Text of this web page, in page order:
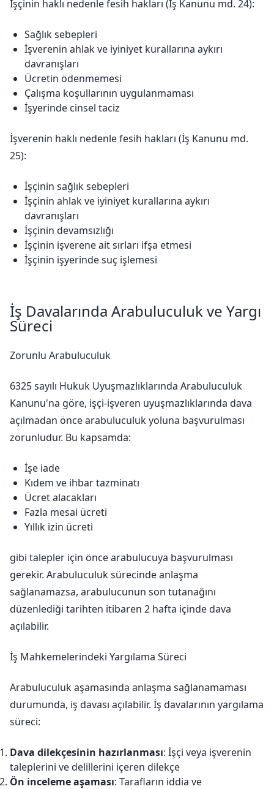
İşçinin haklı nedenle fesih hakları (İş Kanunu md. 24):
Sağlık sebepleri
İşverenin ahlak ve iyiniyet kurallarına aykırı
davranışları
Ücretin ödenmemesi
Çalışma koşullarının uygulanmaması
İşyerinde cinsel taciz
İşverenin haklı nedenle fesih hakları (İş Kanunu md.
25):
İşçinin sağlık sebepleri
İşçinin ahlak ve iyiniyet kurallarına aykırı
davranışları
İşçinin devamsızlığı
İşçinin işverene ait sırları ifşa etmesi
İşçinin işyerinde suç işlemesi
İş Davalarında Arabuluculuk ve Yargı
Süreci
Zorunlu Arabuluculuk
6325 sayılı Hukuk Uyuşmazlıklarında Arabuluculuk
Kanunu'na göre, işçi-işveren uyuşmazlıklarında dava
açılmadan önce arabuluculuk yoluna başvurulması
zorunludur. Bu kapsamda:
İşe iade
Kıdem ve ihbar tazminatı
Ücret alacakları
Fazla mesai ücreti
Yıllık izin ücreti
gibi talepler için önce arabulucuya başvurulması
gerekir. Arabuluculuk sürecinde anlaşma
sağlanamazsa, arabulucunun son tutanağını
düzenlediği tarihten itibaren 2 hafta içinde dava
açılabilir.
İş Mahkemelerindeki Yargılama Süreci
Arabuluculuk aşamasında anlaşma sağlanamaması
durumunda, iş davası açılabilir. İş davalarının yargılama
süreci:
Dava dilekçesinin hazırlanması: İşçi veya işverenin
taleplerini ve delillerini içeren dilekçe
Ön inceleme aşaması: Tarafların iddia ve